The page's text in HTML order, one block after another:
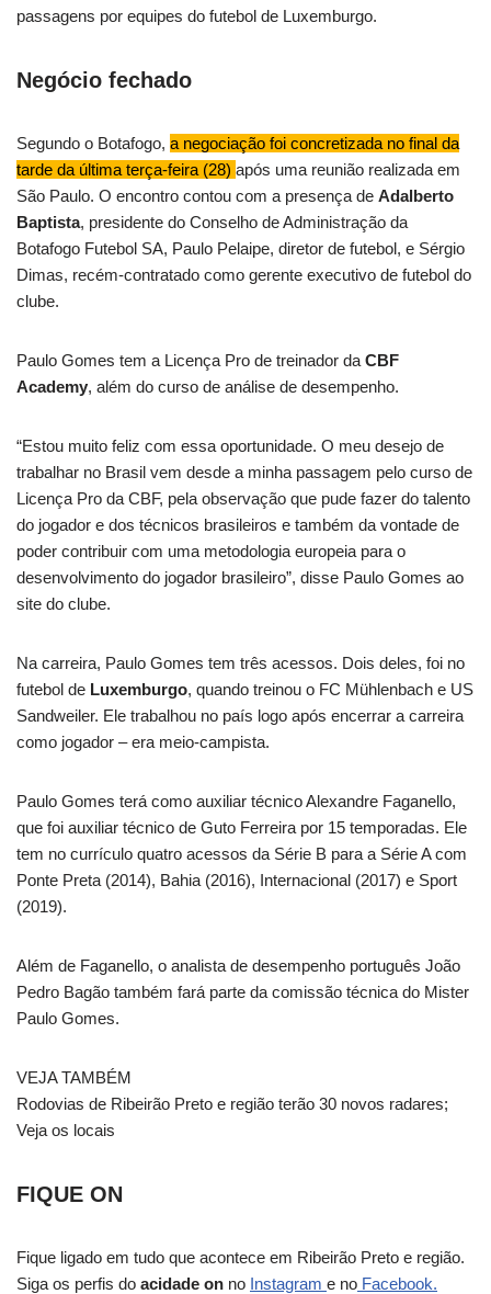
passagens por equipes do futebol de Luxemburgo.
Negócio fechado
Segundo o Botafogo, a negociação foi concretizada no final da
tarde da última terça-feira (28) após uma reunião realizada em
São Paulo. O encontro contou com a presença de Adalberto
Baptista, presidente do Conselho de Administração da
Botafogo Futebol SA, Paulo Pelaipe, diretor de futebol, e Sérgio
Dimas, recém-contratado como gerente executivo de futebol do
clube.
Paulo Gomes tem a Licença Pro de treinador da CBF
Academy, além do curso de análise de desempenho.
“Estou muito feliz com essa oportunidade. O meu desejo de
trabalhar no Brasil vem desde a minha passagem pelo curso de
Licença Pro da CBF, pela observação que pude fazer do talento
do jogador e dos técnicos brasileiros e também da vontade de
poder contribuir com uma metodologia europeia para o
desenvolvimento do jogador brasileiro”, disse Paulo Gomes ao
site do clube.
Na carreira, Paulo Gomes tem três acessos. Dois deles, foi no
futebol de Luxemburgo, quando treinou o FC Mühlenbach e US
Sandweiler. Ele trabalhou no país logo após encerrar a carreira
como jogador – era meio-campista.
Paulo Gomes terá como auxiliar técnico Alexandre Faganello,
que foi auxiliar técnico de Guto Ferreira por 15 temporadas. Ele
tem no currículo quatro acessos da Série B para a Série A com
Ponte Preta (2014), Bahia (2016), Internacional (2017) e Sport
(2019).
Além de Faganello, o analista de desempenho português João
Pedro Bagão também fará parte da comissão técnica do Mister
Paulo Gomes.
VEJA TAMBÉM
Rodovias de Ribeirão Preto e região terão 30 novos radares;
Veja os locais
FIQUE ON
Fique ligado em tudo que acontece em Ribeirão Preto e região.
Siga os perfis do acidade on no Instagram e no Facebook.